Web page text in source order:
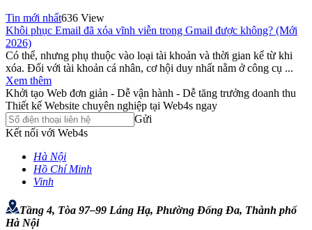
Tin mới nhất636 View
Khôi phục Email đã xóa vĩnh viễn trong Gmail được không? (Mới
2026)
Có thể, nhưng phụ thuộc vào loại tài khoản và thời gian kể từ khi
xóa. Đối với tài khoản cá nhân, cơ hội duy nhất nằm ở công cụ ...
Xem thêm
Khởi tạo Web đơn giản - Dễ vận hành - Dễ tăng trưởng doanh thu
Thiết kế Website chuyên nghiệp tại Web4s ngay
Gửi
Kết nối với Web4s
Hà Nội
Hồ Chí Minh
Vinh
Tầng 4, Tòa 97–99 Láng Hạ, Phường Đống Đa, Thành phố
Hà Nội